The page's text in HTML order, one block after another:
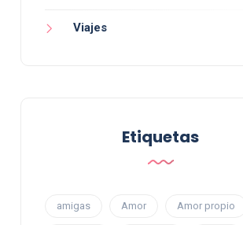
Viajes
Etiquetas
amigas Amor Amor propio